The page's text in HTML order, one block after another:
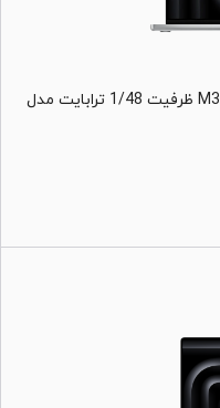
مک بوک پرو 16 اینچ M3 Max (16C-40C) ظرفیت 1/48 ترابایت مدل